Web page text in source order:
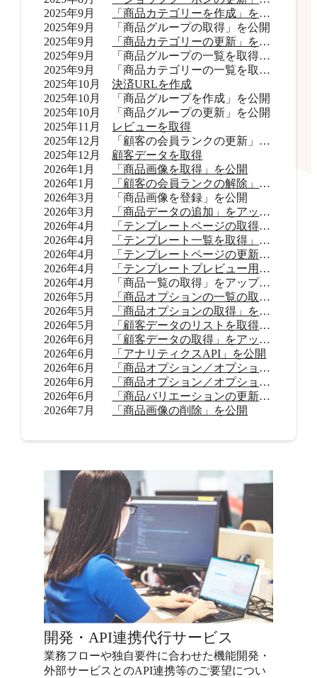
2025年9月
「商品カテゴリーを作成」を公開
2025年9月
「商品グループの取得」を公開
2025年9月
「商品カテゴリーの更新」を公開
2025年9月
「商品グループの一覧を取得」をアップデート
2025年9月
「商品カテゴリーの一覧を取得」をアップデート
2025年10月
決済URLを作成
2025年10月
「商品グループを作成」を公開
2025年10月
「商品グループの更新」を公開
2025年11月
レビューを取得
2025年12月
「顧客の会員ランクの更新」を公開
2025年12月
顧客データを取得
2026年1月
「商品画像を取得」を公開
2026年1月
「顧客の会員ランクの解除」を公開
2026年3月
「商品画像を登録」を公開
2026年3月
「商品データの追加」をアップデート
2026年4月
「テンプレートページの取得」を公開
2026年4月
「テンプレート一覧を取得」を公開
2026年4月
「テンプレートページの更新」を公開
2026年4月
「テンプレートプレビュー用URLを取得」を公開
2026年4月
「商品一覧の取得」をアップデート
2026年5月
「商品オプションの一覧の取得」をアップデート
2026年5月
「商品オプションの取得」を公開
2026年5月
「顧客データのリストを取得」をアップデート
2026年6月
「顧客データの取得」をアップデート
2026年6月
「アナリティクスAPI」を公開
2026年6月
「商品オプション／オプション値の追加（β）」を公開
2026年6月
「商品オプション／オプション値の削除（β）」を公開
2026年6月
「商品バリエーションの更新」を公開
2026年7月
「商品画像の削除」を公開
開発・API連携代行サービス
業務フローや独自要件に合わせた機能開発・
外部サービスとのAPI連携等のご要望につい